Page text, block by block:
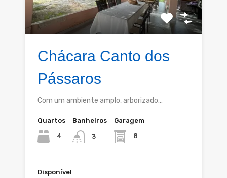
Chácara Canto dos
Pássaros
Com um ambiente amplo, arborizado…
Quartos
4
Banheiros
3
Garagem
8
Disponível